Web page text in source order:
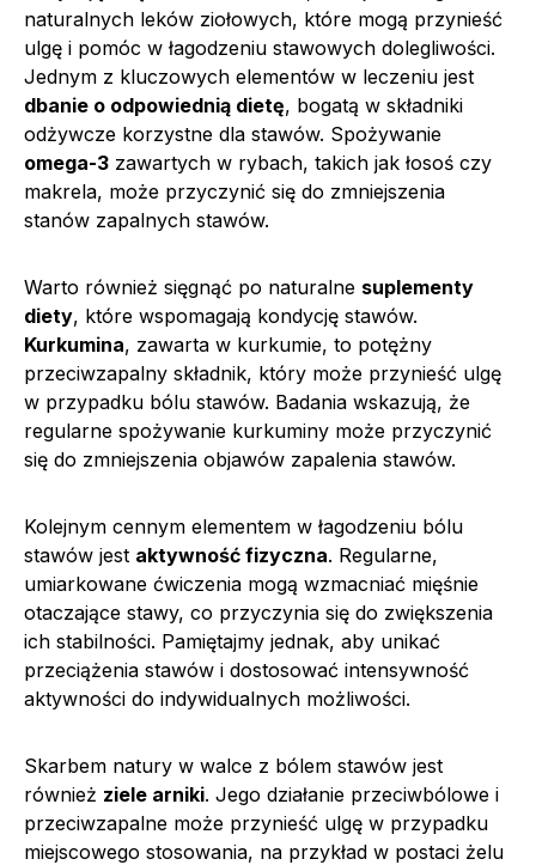
naturalnych leków ziołowych, które mogą przynieść
ulgę i pomóc w łagodzeniu stawowych dolegliwości.
Jednym z kluczowych elementów w leczeniu jest
dbanie o odpowiednią dietę, bogatą w składniki
odżywcze korzystne dla stawów. Spożywanie
omega-3 zawartych w rybach, takich jak łosoś czy
makrela, może przyczynić się do zmniejszenia
stanów zapalnych stawów.
Warto również sięgnąć po naturalne suplementy
diety, które wspomagają kondycję stawów.
Kurkumina, zawarta w kurkumie, to potężny
przeciwzapalny składnik, który może przynieść ulgę
w przypadku bólu stawów. Badania wskazują, że
regularne spożywanie kurkuminy może przyczynić
się do zmniejszenia objawów zapalenia stawów.
Kolejnym cennym elementem w łagodzeniu bólu
stawów jest aktywność fizyczna. Regularne,
umiarkowane ćwiczenia mogą wzmacniać mięśnie
otaczające stawy, co przyczynia się do zwiększenia
ich stabilności. Pamiętajmy jednak, aby unikać
przeciążenia stawów i dostosować intensywność
aktywności do indywidualnych możliwości.
Skarbem natury w walce z bólem stawów jest
również ziele arniki. Jego działanie przeciwbólowe i
przeciwzapalne może przynieść ulgę w przypadku
miejscowego stosowania, na przykład w postaci żelu